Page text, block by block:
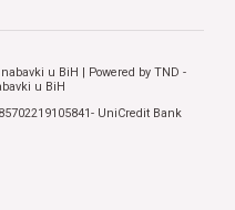
u BiH | Powered by TND -
u BiH
UniCredit Bank